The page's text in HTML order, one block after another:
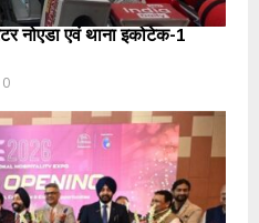
नोएडा एवं थाना इकोटेक-1
0